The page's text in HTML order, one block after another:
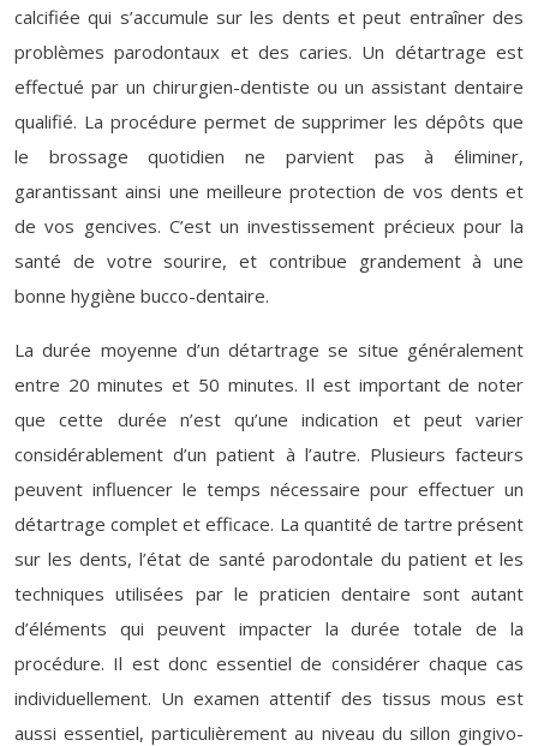
calcifiée qui s’accumule sur les dents et peut entraîner des
problèmes parodontaux et des caries. Un détartrage est
effectué par un chirurgien-dentiste ou un assistant dentaire
qualifié. La procédure permet de supprimer les dépôts que
le brossage quotidien ne parvient pas à éliminer,
garantissant ainsi une meilleure protection de vos dents et
de vos gencives. C’est un investissement précieux pour la
santé de votre sourire, et contribue grandement à une
bonne hygiène bucco-dentaire.
La durée moyenne d’un détartrage se situe généralement
entre 20 minutes et 50 minutes. Il est important de noter
que cette durée n’est qu’une indication et peut varier
considérablement d’un patient à l’autre. Plusieurs facteurs
peuvent influencer le temps nécessaire pour effectuer un
détartrage complet et efficace. La quantité de tartre présent
sur les dents, l’état de santé parodontale du patient et les
techniques utilisées par le praticien dentaire sont autant
d’éléments qui peuvent impacter la durée totale de la
procédure. Il est donc essentiel de considérer chaque cas
individuellement. Un examen attentif des tissus mous est
aussi essentiel, particulièrement au niveau du sillon gingivo-